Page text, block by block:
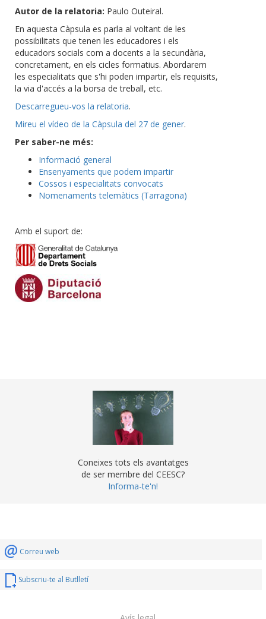
Autor de la relatoria: Paulo Outeiral.
En aquesta Càpsula es parla al voltant de les
possibilitats que tenen les educadores i els
educadors socials com a docents a la secundària,
concretament, en els cicles formatius. Abordarem
les especialitats que s'hi poden impartir, els requisits,
la via d'accés a la borsa de treball, etc.
Descarregueu-vos la relatoria.
Mireu el vídeo de la Càpsula del 27 de gener.
Per saber-ne més:
Informació general
Ensenyaments que podem impartir
Cossos i especialitats convocats
Nomenaments telemàtics (Tarragona)
Amb el suport de:
Coneixes tots els avantatges
de ser membre del CEESC?
Informa-te'n!
Correu web
Subscriu-te al Butlletí